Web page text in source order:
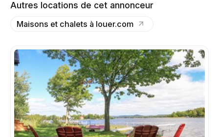
Autres locations de cet annonceur
Maisons et chalets à louer.com